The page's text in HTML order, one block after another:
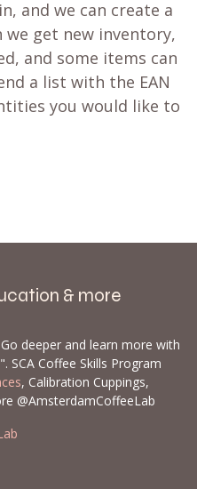
and we can create a
we get new inventory,
and some items can
a list with the EAN
you would like to
& more
deeper and learn more with
SCA Coffee Skills Program
, Calibration Cuppings,
@AmsterdamCoffeeLab